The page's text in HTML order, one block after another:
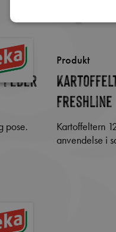
Produkt
Freshline
Kartoffeltern 12mm i 2kg pose. klar til
anvendelse i